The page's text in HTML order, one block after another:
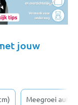
jouw
Meegroei